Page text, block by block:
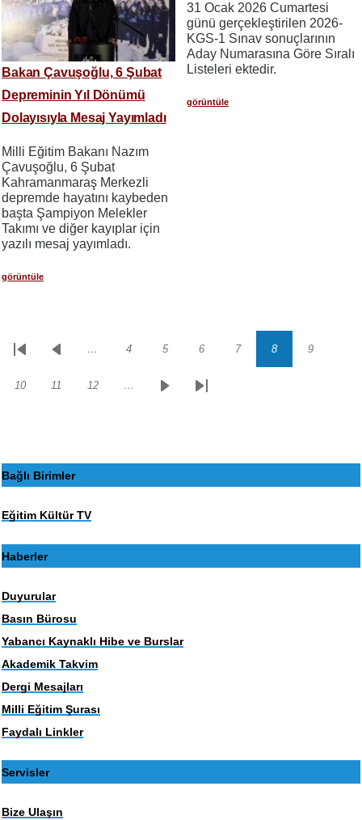
Bakan Çavuşoğlu, 6 Şubat
Depreminin Yıl Dönümü
Dolayısıyla Mesaj Yayımladı
Milli Eğitim Bakanı Nazım
Çavuşoğlu, 6 Şubat
Kahramanmaraş Merkezli
depremde hayatını kaybeden
başta Şampiyon Melekler
Takımı ve diğer kayıplar için
yazılı mesaj yayımladı.
görüntüle
31 Ocak 2026 Cumartesi
günü gerçekleştirilen 2026-
KGS-1 Sınav sonuçlarının
Aday Numarasına Göre Sıralı
Listeleri ektedir.
görüntüle
Sayfalama
İlk
Önceki… Sayfa
4 Sayfa
5 Sayfa
6 Sayfa
7 Sayfa
8 Sayfa
9
Sayfa
10 Sayfa
11 Sayfa
12 …
SonrakiSon
Bağlı Birimler
Eğitim Kültür TV
Haberler
Duyurular
Basın Bürosu
Yabancı Kaynaklı Hibe ve Burslar
Akademik Takvim
Dergi Mesajları
Milli Eğitim Şurası
Faydalı Linkler
Servisler
Bize Ulaşın